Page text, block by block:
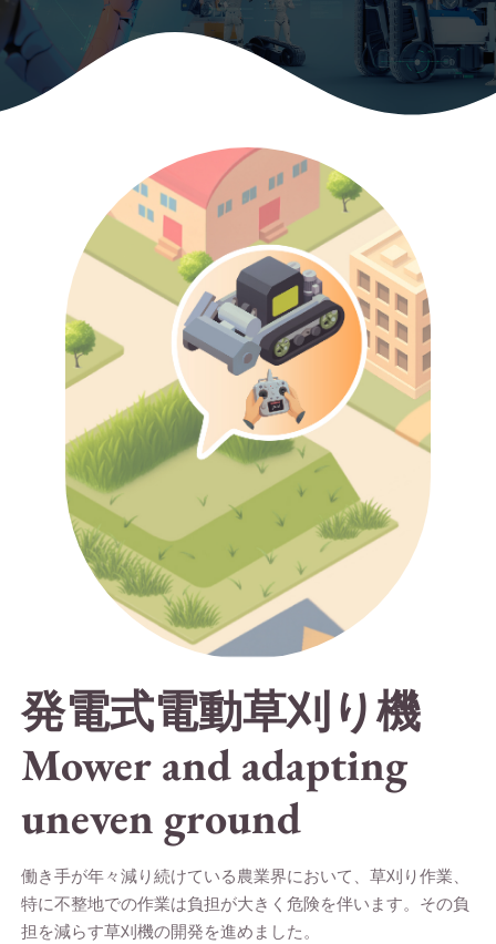
発電式電動草刈り機
Mower and adapting
uneven ground
働き手が年々減り続けている農業界において、草刈り作業、
特に不整地での作業は負担が大きく危険を伴います。その負
担を減らす草刈機の開発を進めました。